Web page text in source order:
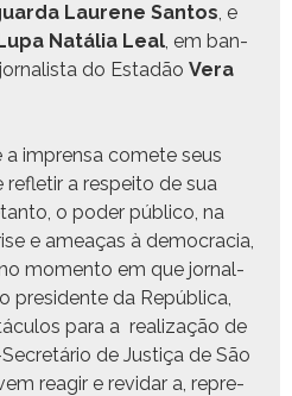
Lau­rene San­tos, e
Natália Leal, em ban­
do Estadão Vera
a impren­sa comete seus
refle­tir a respeito de sua
o poder públi­co, na
e ameaças à democ­ra­cia,
momen­to em que jor­nal­
pres­i­dente da Repúbli­ca,
para a real­iza­ção de
de Justiça de São
rea­gir e rev­i­dar a, rep­re­